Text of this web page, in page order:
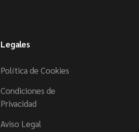
Legales
Política de Cookies
Condiciones de
Privacidad
Aviso Legal